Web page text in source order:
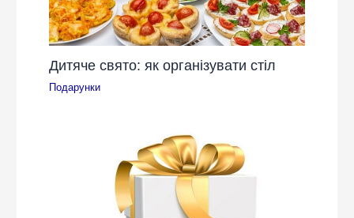
Дитяче свято: як організувати стіл
Подарунки